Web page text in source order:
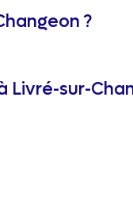
?
Livré-sur-